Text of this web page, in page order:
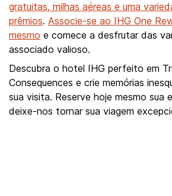
gratuitas, milhas aéreas e uma
prêmios. Associe-se ao IHG One
mesmo e comece a desfrutar das
associado valioso.
Descubra o hotel IHG perfeito em
Consequences e crie memórias
sua visita. Reserve hoje mesmo sua
deixe-nos tornar sua viagem